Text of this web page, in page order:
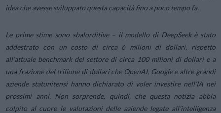
idea che avesse sviluppato questa capacità fino a poco tempo fa.
Le prime stime sono sbalorditive – il modello di DeepSeek è stato
addestrato con un costo di circa 6 milioni di dollari, rispetto
all’attuale benchmark del settore di circa 100 milioni di dollari e a
una frazione del trilione di dollari che OpenAI, Google e altre grandi
aziende statunitensi hanno dichiarato di voler investire nell’IA nei
prossimi anni. Non sorprende, quindi, che questa notizia abbia
colpito al cuore le valutazioni delle aziende legate all’intelligenza